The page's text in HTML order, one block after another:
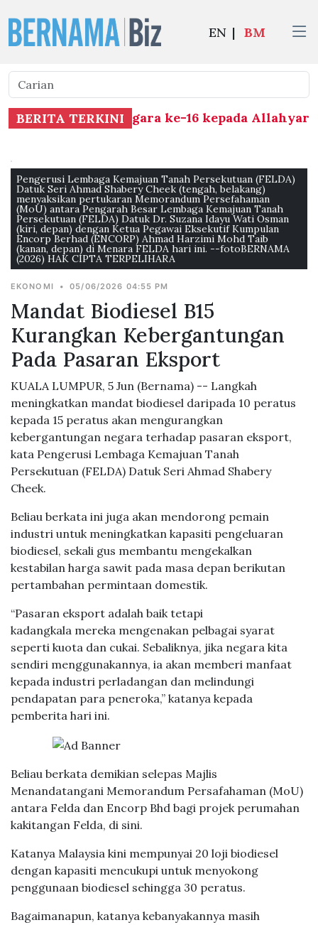
EN | BM
BERITA TERKINI
Sastera Negara ke-16 kepada
Pengerusi Lembaga Kemajuan Tanah Persekutuan (FELDA)
Datuk Seri Ahmad Shabery Cheek (tengah, belakang)
menyaksikan pertukaran Memorandum Persefahaman
(MoU) antara Pengarah Besar Lembaga Kemajuan Tanah
Persekutuan (FELDA) Datuk Dr. Suzana Idayu Wati Osman
(kiri, depan) dengan Ketua Pegawai Eksekutif Kumpulan
Encorp Berhad (ENCORP) Ahmad Harzimi Mohd Taib
(kanan, depan) di Menara FELDA hari ini. --fotoBERNAMA
(2026) HAK CIPTA TERPELIHARA
EKONOMI • 05/06/2026 04:55 PM
Mandat Biodiesel B15
Kurangkan Kebergantungan
Pada Pasaran Eksport
KUALA LUMPUR, 5 Jun (Bernama) -- Langkah
meningkatkan mandat biodiesel daripada 10 peratus
kepada 15 peratus akan mengurangkan
kebergantungan negara terhadap pasaran eksport,
kata Pengerusi Lembaga Kemajuan Tanah
Persekutuan (FELDA) Datuk Seri Ahmad Shabery
Cheek.
Beliau berkata ini juga akan mendorong pemain
industri untuk meningkatkan kapasiti pengeluaran
biodiesel, sekali gus membantu mengekalkan
kestabilan harga sawit pada masa depan berikutan
pertambahan permintaan domestik.
“Pasaran eksport adalah baik tetapi
kadangkala mereka mengenakan pelbagai syarat
seperti kuota dan cukai. Sebaliknya, jika negara kita
sendiri menggunakannya, ia akan memberi manfaat
kepada industri perladangan dan melindungi
pendapatan para peneroka,” katanya kepada
pemberita hari ini.
Beliau berkata demikian selepas Majlis
Menandatangani Memorandum Persafahaman (MoU)
antara Felda dan Encorp Bhd bagi projek perumahan
kakitangan Felda, di sini.
Katanya Malaysia kini mempunyai 20 loji biodiesel
dengan kapasiti mencukupi untuk menyokong
penggunaan biodiesel sehingga 30 peratus.
Bagaimanapun, katanya kebanyakannya masih